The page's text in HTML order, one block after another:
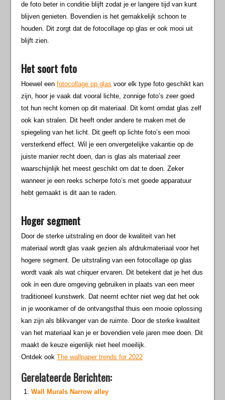
de foto beter in conditie blijft zodat je er langere tijd van kunt
blijven genieten. Bovendien is het gemakkelijk schoon te
houden. Dit zorgt dat de fotocollage op glas er ook mooi uit
blijft zien.
Het soort foto
Hoewel eenfotocollage op glas voor elk type foto geschikt kan
zijn, hoor je vaak dat vooral lichte, zonnige foto’s zeer goed
tot hun recht komen op dit materiaal. Dit komt omdat glas zelf
ook kan stralen. Dit heeft onder andere te maken met de
spiegeling van het licht. Dit geeft op lichte foto’s een mooi
versterkend effect. Wil je een onvergetelijke vakantie op de
juiste manier recht doen, dan is glas als materiaal zeer
waarschijnlijk het meest geschikt om dat te doen. Zeker
wanneer je een reeks scherpe foto’s met goede apparatuur
hebt gemaakt is dit aan te raden.
Hoger segment
Door de sterke uitstraling en door de kwaliteit van het
materiaal wordt glas vaak gezien als afdrukmateriaal voor het
hogere segment. De uitstraling van een fotocollage op glas
wordt vaak als wat chiquer ervaren. Dit betekent dat je het dus
ook in een dure omgeving gebruiken in plaats van een meer
traditioneel kunstwerk. Dat neemt echter niet weg dat het ook
in je woonkamer of de ontvangsthal thuis een mooie oplossing
kan zijn als blikvanger van de ruimte. Door de sterke kwaliteit
van het materiaal kan je er bovendien vele jaren mee doen. Dit
maakt de keuze eigenlijk niet heel moeilijk.
Ontdek ookThe wallpaper trends for 2022
Gerelateerde Berichten:
Wall Murals Narrow alley